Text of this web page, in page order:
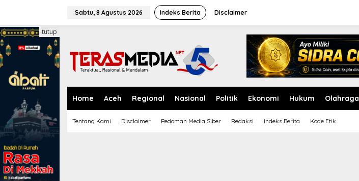
a
t
i
k
e
Sabtu, 8 Agustus 2026 Indeks Berita Disclaimer
Home Aceh Regional Nasional Politik Ekonomi Hukum Olahraga
Tentang Kami Disclaimer Pedoman Media Siber Redaksi Indeks Berita Kode Etik
tutup